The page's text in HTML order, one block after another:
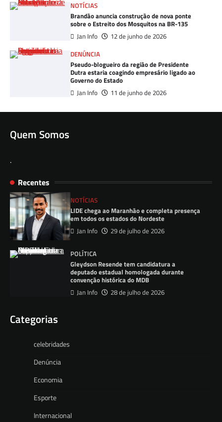
NOTÍCIAS
Brandão anuncia construção de nova ponte
sobre o Estreito dos Mosquitos na BR-135
Jan Info
12 de junho de 2026
DENÚNCIA
Pseudo-blogueiro da região de Presidente
Dutra estaria coagindo empresário ligado ao
Governo do Estado
Jan Info 11 de junho de 2026
Quem Somos
.
Recentes
NOTÍCIAS
LIDE chega ao Maranhão e completa presença
em todos os estados do Nordeste
Jan Info 29 de julho de 2026
POLÍTICA
Gleydson Resende tem candidatura a
deputado estadual homologada durante
convenção histórica do MDB
Jan Info 28 de julho de 2026
Categorias
celebridades
Denúncia
Economia
Esporte
Internacional